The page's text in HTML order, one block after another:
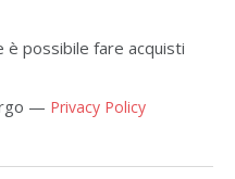
è possibile fare acquisti
— Privacy Policy